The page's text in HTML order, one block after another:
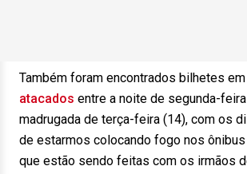
Também foram encontrados bilhetes
atacados entre a noite de segunda-
madrugada de terça-feira (14), com os
de estarmos colocando fogo nos
que estão sendo feitas com os irmãos